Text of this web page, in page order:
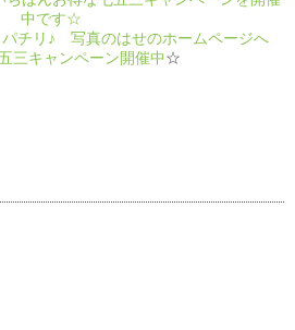
チリ♪ 写真のはせのホームページへ
三キャンペーン開催中☆